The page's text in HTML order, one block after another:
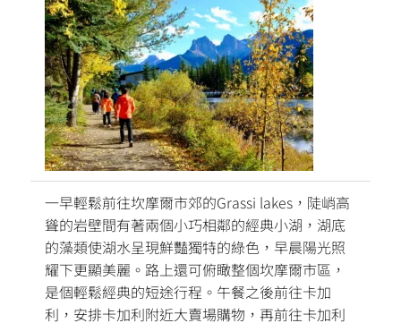
一早輕鬆前往坎摩爾市郊的Grassi lakes，陡峭高
聳的岩壁間有著兩個小巧相鄰的經典小湖，湖底
的藻類使湖水呈現鮮豔獨特的綠色，早晨陽光照
耀下更顯美麗。路上還可俯瞰整個坎摩爾市區，
是個輕鬆經典的短途行程。午餐之後前往卡加
利，安排卡加利附近大賣場購物，再前往卡加利